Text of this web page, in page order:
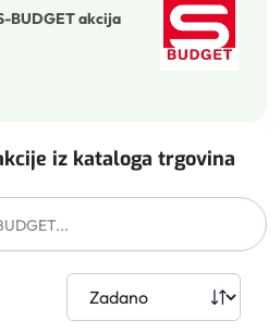
BUDGET akcija
iz kataloga trgovina